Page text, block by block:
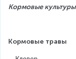
Кормовые культуры
Кормовые травы